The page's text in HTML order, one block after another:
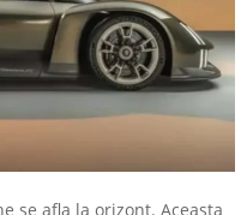
se afla la orizont. Aceasta